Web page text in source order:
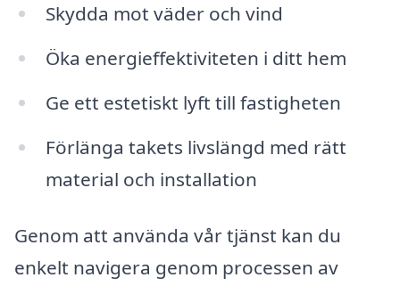
Skydda mot väder och vind
Öka energieffektiviteten i ditt hem
Ge ett estetiskt lyft till fastigheten
Förlänga takets livslängd med rätt
material och installation
Genom att använda vår tjänst kan du
enkelt navigera genom processen av